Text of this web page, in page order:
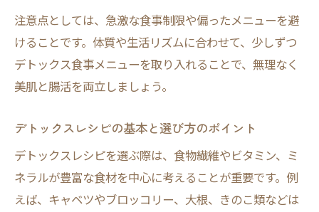
発酵食品を取り入れたデトックスレシピ
和食デトックスの効果的なメニュー例
薬膳の知恵を活かしたデトックス料理
きのこで実感する腸活とデトックス効果
きのこが持つデトックス効果の理由
腸内デトックスに役立つきのこレシピ
きのこたっぷりのデトックスメニュー提案
注意点としては、急激な食事制限や偏ったメニューを避
けることです。体質や生活リズムに合わせて、少しずつ
デトックス食事メニューを取り入れることで、無理なく
美肌と腸活を両立しましょう。
デトックスレシピの基本と選び方のポイント
デトックスレシピを選ぶ際は、食物繊維やビタミン、ミ
ネラルが豊富な食材を中心に考えることが重要です。例
えば、キャベツやブロッコリー、大根、きのこ類などは